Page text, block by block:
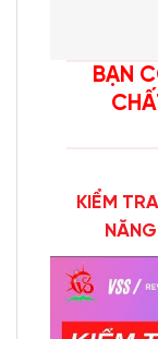
BẠN
KIỂM